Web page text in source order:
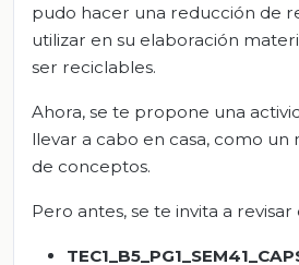
pudo hacer una reducción de
utilizar en su elaboración
ser reciclables.
Ahora, se te propone una
llevar a cabo en casa, como
de conceptos.
Pero antes, se te invita a